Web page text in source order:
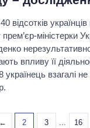
відсотків
міністерки
впливу її
українець взагалі
← 2 3 ... 16